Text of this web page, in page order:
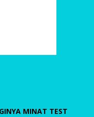
MINAT TEST